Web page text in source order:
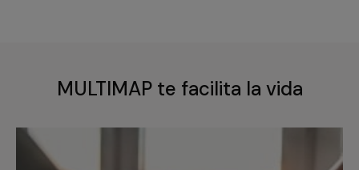
MULTIMAP te facilita la vida